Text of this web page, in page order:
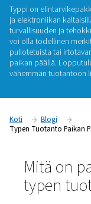
Typpi on
ja elektroniikan
pullotetuista tai
paikan päällä.